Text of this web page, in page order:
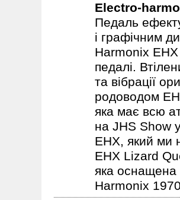
Electro-
Педаль
і графічним
Harmonix
педалі.
та вібрації
родоводом
яка має всю
на JHS Show
EHX, який ми
EHX Lizard
яка оснащена
Harmonix